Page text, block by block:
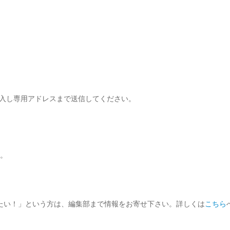
専用アドレスまで送信してください。
！」という方は、編集部まで情報をお寄せ下さい。詳しくはこちら